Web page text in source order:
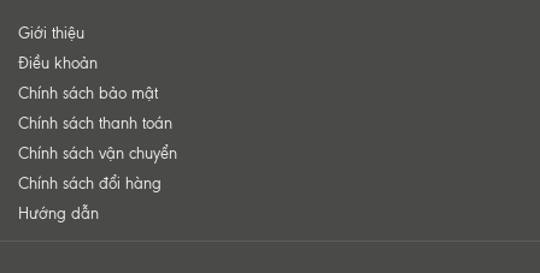
Giới thiệu
Điều khoản
Chính sách bảo mật
Chính sách thanh toán
Chính sách vận chuyển
Chính sách đổi hàng
Hướng dẫn